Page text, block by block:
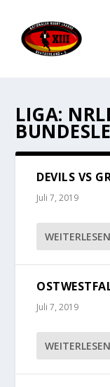
LIGA:
DEVILS VS
Juli 7, 2019
WEITERLESEN
Juli 7, 2019
WEITERLESEN